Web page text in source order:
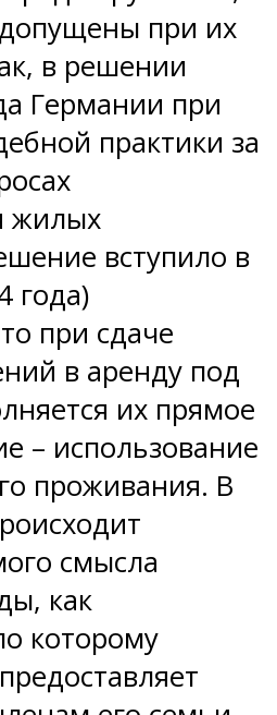
при их
в решении
Германии при
практики за
жилых
вступило в
года)
при сдаче
в аренду под
их прямое
– использование
проживания. В
смысла
как
которому